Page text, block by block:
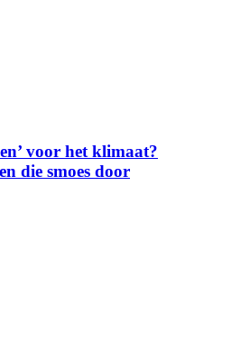
voor het klimaat?
die smoes door